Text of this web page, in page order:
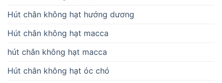
Hút chân không hạt hướng dương
Hút chân không hạt macca
hút chân không hạt macca
Hút chân không hạt óc chó